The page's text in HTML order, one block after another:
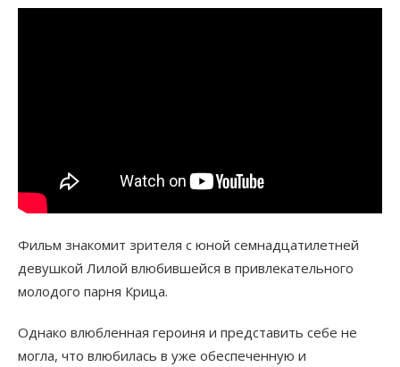
Фильм знакомит зрителя с юной семнадцатилетней
девушкой Лилой влюбившейся в привлекательного
молодого парня Крица.
Однако влюбленная героиня и представить себе не
могла, что влюбилась в уже обеспеченную и